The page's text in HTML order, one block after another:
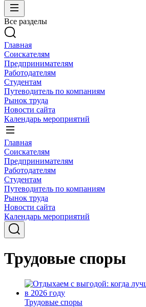
Все разделы
Главная
Соискателям
Предпринимателям
Работодателям
Студентам
Путеводитель по компаниям
Рынок труда
Новости сайта
Календарь мероприятий
Главная
Соискателям
Предпринимателям
Работодателям
Студентам
Путеводитель по компаниям
Рынок труда
Новости сайта
Календарь мероприятий
Трудовые споры
Трудовые споры